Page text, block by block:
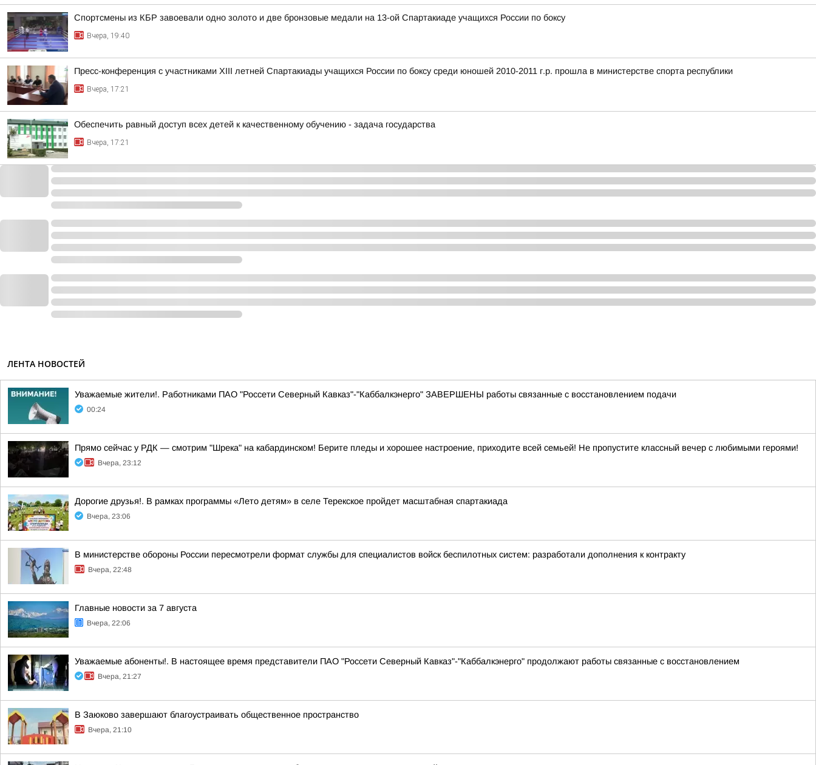
Спортсмены из КБР завоевали одно золото и две бронзовые медали на 13-ой Спартакиаде учащихся России по боксу
Вчера, 19:40
Пресс-конференция с участниками XIII летней Спартакиады учащихся России по боксу среди юношей 2010-2011 г.р. прошла в министерстве спорта республики
Вчера, 17:21
Обеспечить равный доступ всех детей к качественному обучению - задача государства
Вчера, 17:21
ЛЕНТА НОВОСТЕЙ
Уважаемые жители!. Работниками ПАО "Россети Северный Кавказ"-"Каббалкэнерго" ЗАВЕРШЕНЫ работы связанные с восстановлением подачи
00:24
Прямо сейчас у РДК — смотрим "Шрека" на кабардинском! Берите пледы и хорошее настроение, приходите всей семьей! Не пропустите классный вечер с любимыми героями!
Вчера, 23:12
Дорогие друзья!. В рамках программы «Лето детям» в селе Терекское пройдет масштабная спартакиада
Вчера, 23:06
В министерстве обороны России пересмотрели формат службы для специалистов войск беспилотных систем: разработали дополнения к контракту
Вчера, 22:48
Главные новости за 7 августа
Вчера, 22:06
Уважаемые абоненты!. В настоящее время представители ПАО "Россети Северный Кавказ"-"Каббалкэнерго" продолжают работы связанные с восстановлением
Вчера, 21:27
В Заюково завершают благоустраивать общественное пространство
Вчера, 21:10